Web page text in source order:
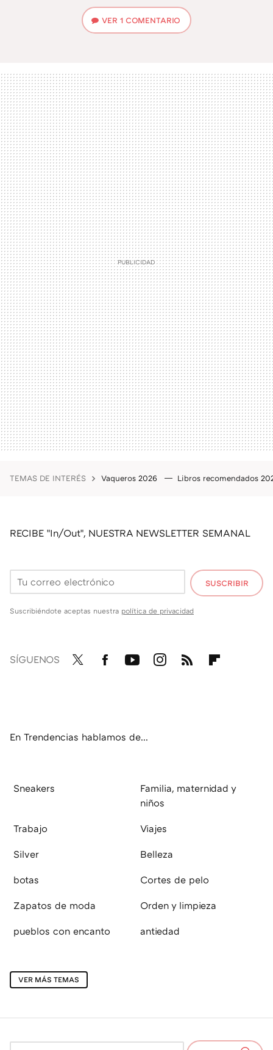
VER1 COMENTARIO
TEMAS DE INTERÉS Vaqueros 2026 Libros recomendados
RECIBE "In/Out", NUESTRA NEWSLETTER SEMANAL
SUSCRIBIR
Suscribiéndote aceptas nuestra política de privacidad
SÍGUENOS
En Trendencias hablamos de...
Sneakers
Familia, maternidad y
niños
Trabajo Viajes
Silver Belleza
botas Cortes de pelo
Zapatos de moda Orden y limpieza
pueblos con encanto antiedad
VER MÁS TEMAS